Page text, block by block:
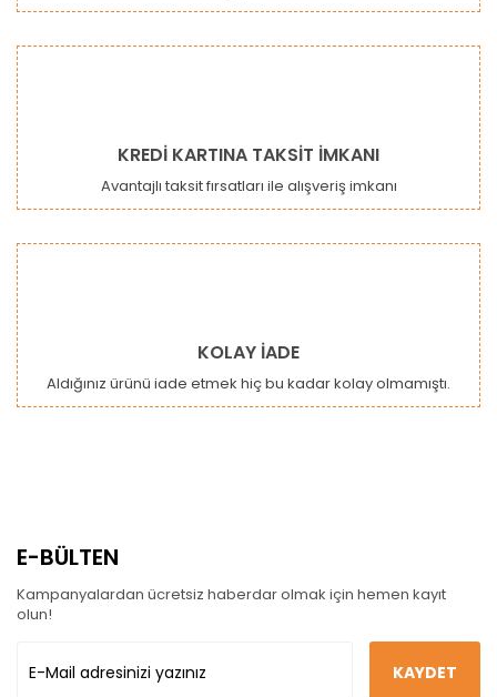
KREDİ KARTINA TAKSİT İMKANI
Avantajlı taksit fırsatları ile alışveriş imkanı
KOLAY İADE
Aldığınız ürünü iade etmek hiç bu kadar kolay olmamıştı.
E-BÜLTEN
Kampanyalardan ücretsiz haberdar olmak için hemen kayıt
olun!
KAYDET